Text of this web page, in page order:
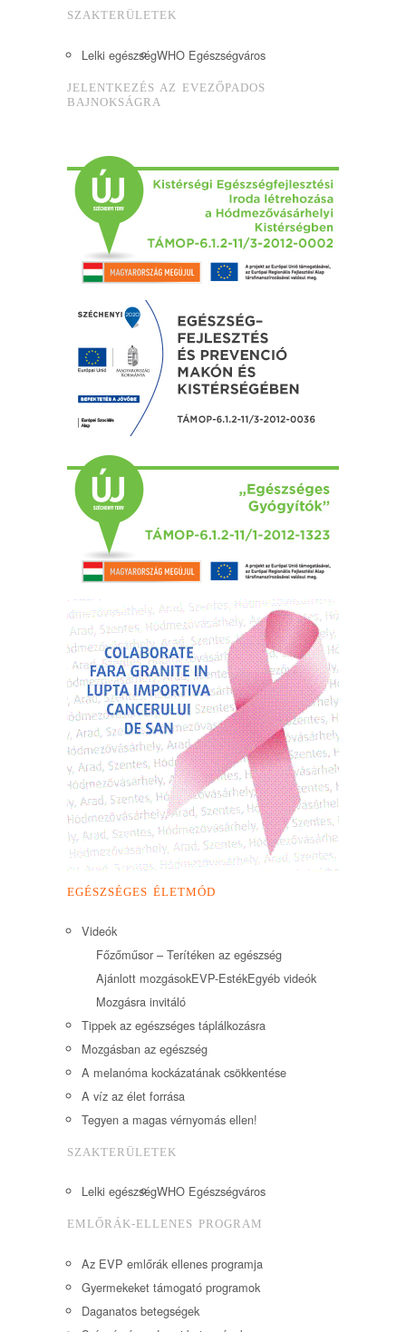
SZAKTERÜLETEK
Lelki egészségWHO Egészségváros
JELENTKEZÉS AZ EVEZŐPADOS
BAJNOKSÁGRA
EGÉSZSÉGES ÉLETMÓD
Videók
Főzőműsor – Terítéken az egészség
Ajánlott mozgásokEVP-EstékEgyéb videók
Mozgásra invitáló
Tippek az egészséges táplálkozásra
Mozgásban az egészség
A melanóma kockázatának csökkentése
A víz az élet forrása
Tegyen a magas vérnyomás ellen!
SZAKTERÜLETEK
Lelki egészségWHO Egészségváros
EMLŐRÁK-ELLENES PROGRAM
Az EVP emlőrák ellenes programja
Gyermekeket támogató programok
Daganatos betegségek